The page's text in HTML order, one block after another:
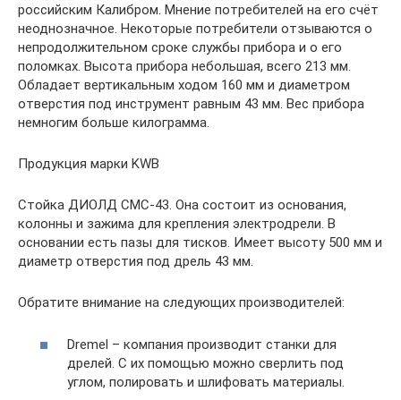
российским Калибром. Мнение потребителей на его счёт
неоднозначное. Некоторые потребители отзываются о
непродолжительном сроке службы прибора и о его
поломках. Высота прибора небольшая, всего 213 мм.
Обладает вертикальным ходом 160 мм и диаметром
отверстия под инструмент равным 43 мм. Вес прибора
немногим больше килограмма.
Продукция марки KWB
Стойка ДИОЛД СМС-43. Она состоит из основания,
колонны и зажима для крепления электродрели. В
основании есть пазы для тисков. Имеет высоту 500 мм и
диаметр отверстия под дрель 43 мм.
Обратите внимание на следующих производителей:
Dremel – компания производит станки для
дрелей. С их помощью можно сверлить под
углом, полировать и шлифовать материалы.